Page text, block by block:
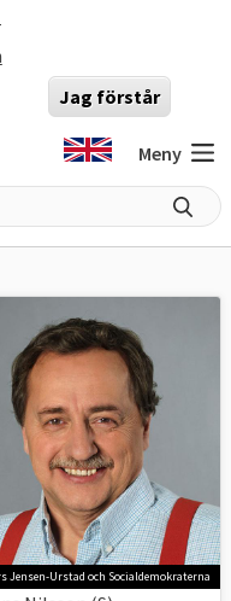
Jag förstår
Meny
Jensen-Urstad och Socialdemokraterna